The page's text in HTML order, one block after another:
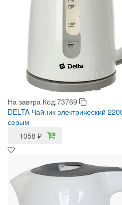
На завтра Код:73769
DELTA Чайник электрический
серым
1058 ₽